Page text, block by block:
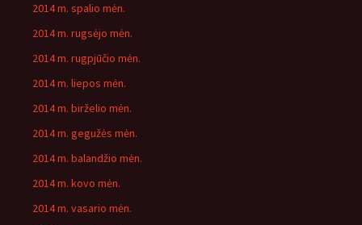
2014 m. spalio mėn.
2014 m. rugsėjo mėn.
2014 m. rugpjūčio mėn.
2014 m. liepos mėn.
2014 m. birželio mėn.
2014 m. gegužės mėn.
2014 m. balandžio mėn.
2014 m. kovo mėn.
2014 m. vasario mėn.